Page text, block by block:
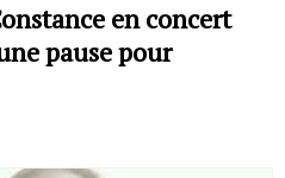
en concert
pause pour